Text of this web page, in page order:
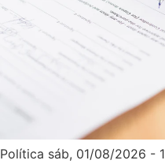
Política sáb, 01/08/2026 -